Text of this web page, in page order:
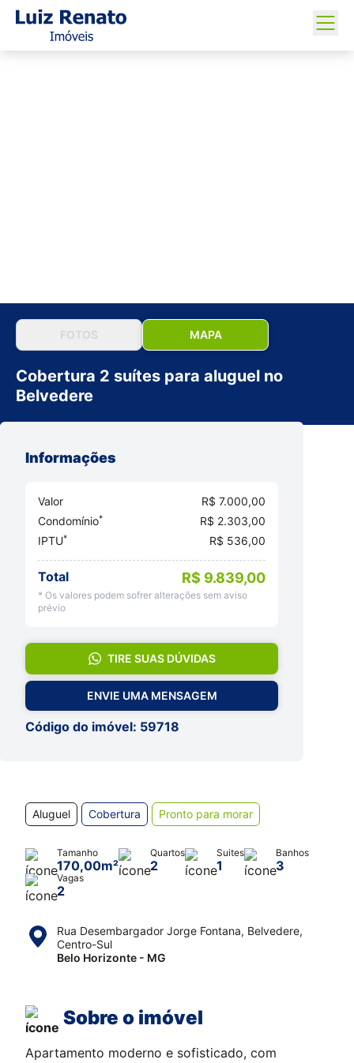
Cobertura 2 suítes para aluguel no
Belvedere
FOTOS MAPA
Informações
Valor
R$ 7.000,00
Condomínio*
R$ 2.303,00
IPTU* R$ 536,00
Total R$ 9.839,00
* Os valores podem sofrer alterações sem aviso
prévio
TIRE SUAS DÚVIDAS
ENVIE UMA MENSAGEM
Código do imóvel: 59718
Aluguel Cobertura Pronto para morar
Tamanho
170,00m²
Quartos
2
Suites
1
Banhos
3
Vagas
2
Rua Desembargador Jorge Fontana, Belvedere,
Centro-Sul
Belo Horizonte - MG
Sobre o imóvel
Apartamento moderno e sofisticado, com